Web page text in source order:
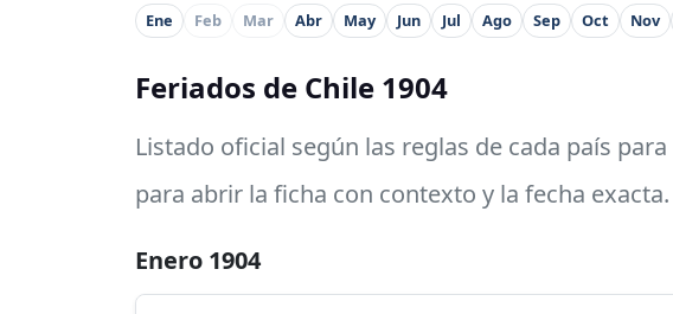
Ene Feb Mar Abr May Jun Jul Ago Sep Oct Nov
Feriados de Chile 1904
Listado oficial según las reglas de cada país para
para abrir la ficha con contexto y la fecha exacta.
Enero 1904